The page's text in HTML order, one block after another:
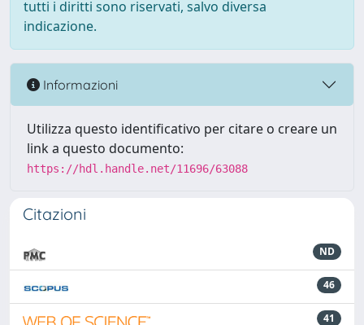
tutti i diritti sono riservati, salvo diversa
indicazione.
Informazioni
Utilizza questo identificativo per citare o creare un
link a questo documento:
https://hdl.handle.net/11696/63088
Citazioni
ND
46
41